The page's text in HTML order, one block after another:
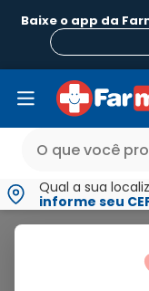
Baixe o app da
Qual a sua
informe seu